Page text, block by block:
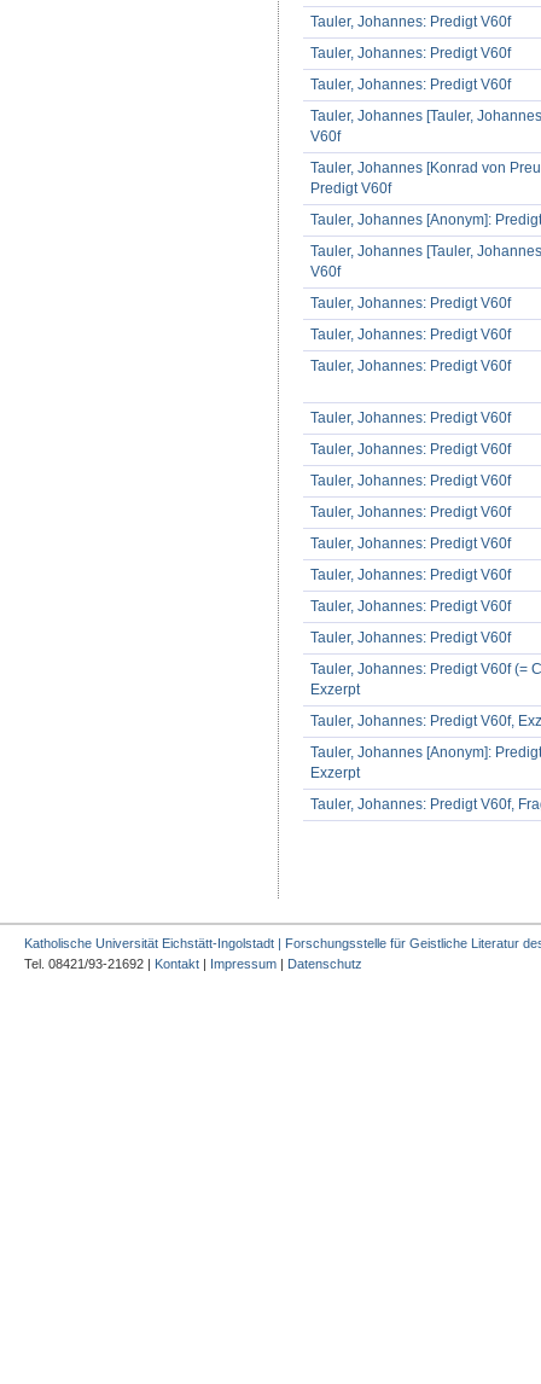
Tauler, Johannes: Predigt V60f
Tauler, Johannes: Predigt V60f
Tauler, Johannes: Predigt V60f
Tauler, Johannes [Tauler,
V60f
Tauler, Johannes [Konrad von
Predigt V60f
Tauler, Johannes [Anonym]:
Tauler, Johannes [Tauler,
V60f
Tauler, Johannes: Predigt V60f
Tauler, Johannes: Predigt V60f
Tauler, Johannes: Predigt V60f
Tauler, Johannes: Predigt V60f
Tauler, Johannes: Predigt V60f
Tauler, Johannes: Predigt V60f
Tauler, Johannes: Predigt V60f
Tauler, Johannes: Predigt V60f
Tauler, Johannes: Predigt V60f
Tauler, Johannes: Predigt V60f
Tauler, Johannes: Predigt V60f
Tauler, Johannes: Predigt V60f (=
Exzerpt
Tauler, Johannes: Predigt V60f,
Tauler, Johannes [Anonym]:
Exzerpt
Tauler, Johannes: Predigt V60f,
Katholische Universität Eichstätt-Ingolstadt | Forschungsstelle für Geistliche Literatur
Tel. 08421/93-21692 | Kontakt | Impressum | Datenschutz